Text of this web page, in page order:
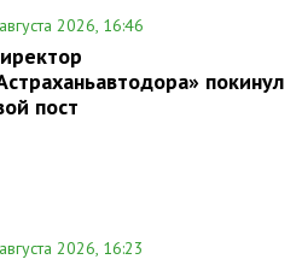
2026, 16:46
покинул
пост
2026, 16:23